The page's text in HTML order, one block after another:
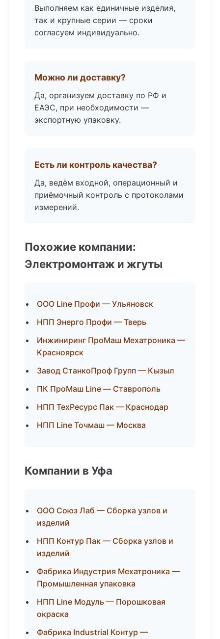
Выполняем как единичные изделия,
так и крупные серии — сроки
согласуем индивидуально.
Можно ли доставку?
Да, организуем доставку по РФ и
ЕАЭС, при необходимости —
экспортную упаковку.
Есть ли контроль качества?
Да, ведём входной, операционный и
приёмочный контроль с протоколами
измерений.
Похожие компании:
Электромонтаж и жгуты
ООО Line Профи — Ульяновск
НПП Энерго Профи — Тверь
Инжиниринг ПроМаш Мехатроника —
Красноярск
Завод СтанкоПроф Групп — Кызыл
ПК ПроМаш Line — Ставрополь
НПП ТехРесурс Пак — Краснодар
НПП Line Точмаш — Москва
Компании в Уфа
ООО Союз Лаб — Сборка узлов и
изделий
НПП Контур Пак — Сборка узлов и
изделий
Фабрика Индустрия Мехатроника —
Промышленная упаковка
НПП Line Модуль — Порошковая
окраска
Фабрика Industrial Контур —